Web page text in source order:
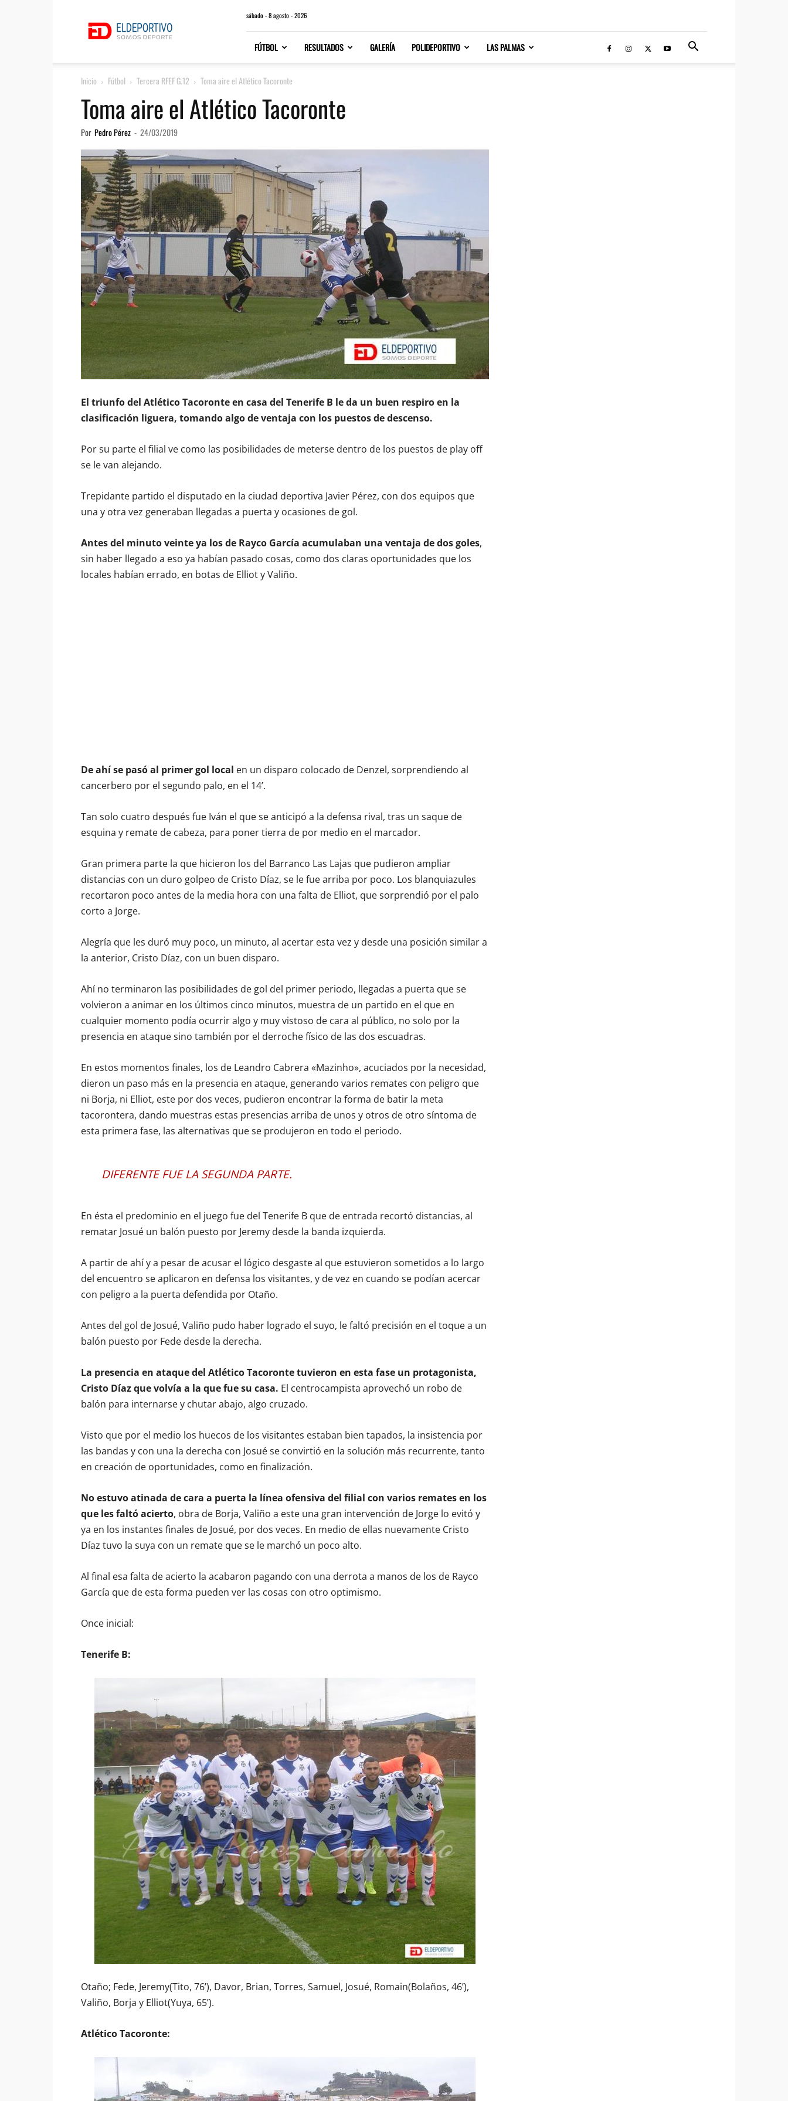
sábado - 8 agosto - 2026
FÚTBOL RESULTADOS GALERÍA POLIDEPORTIVO LAS PALMAS
Inicio Fútbol Tercera RFEF G.12 Toma aire el Atlético Tacoronte
Toma aire el Atlético Tacoronte
Por Pedro Pérez - 24/03/2019
El triunfo del Atlético Tacoronte en casa del Tenerife B le da un buen respiro en la
clasificación liguera, tomando algo de ventaja con los puestos de descenso.
Por su parte el filial ve como las posibilidades de meterse dentro de los puestos de play off
se le van alejando.
Trepidante partido el disputado en la ciudad deportiva Javier Pérez, con dos equipos que
una y otra vez generaban llegadas a puerta y ocasiones de gol.
Antes del minuto veinte ya los de Rayco García acumulaban una ventaja de dos goles,
sin haber llegado a eso ya habían pasado cosas, como dos claras oportunidades que los
locales habían errado, en botas de Elliot y Valiño.
De ahí se pasó al primer gol local en un disparo colocado de Denzel, sorprendiendo al
cancerbero por el segundo palo, en el 14’.
Tan solo cuatro después fue Iván el que se anticipó a la defensa rival, tras un saque de
esquina y remate de cabeza, para poner tierra de por medio en el marcador.
Gran primera parte la que hicieron los del Barranco Las Lajas que pudieron ampliar
distancias con un duro golpeo de Cristo Díaz, se le fue arriba por poco. Los blanquiazules
recortaron poco antes de la media hora con una falta de Elliot, que sorprendió por el palo
corto a Jorge.
Alegría que les duró muy poco, un minuto, al acertar esta vez y desde una posición similar a
la anterior, Cristo Díaz, con un buen disparo.
Ahí no terminaron las posibilidades de gol del primer periodo, llegadas a puerta que se
volvieron a animar en los últimos cinco minutos, muestra de un partido en el que en
cualquier momento podía ocurrir algo y muy vistoso de cara al público, no solo por la
presencia en ataque sino también por el derroche físico de las dos escuadras.
En estos momentos finales, los de Leandro Cabrera «Mazinho», acuciados por la necesidad,
dieron un paso más en la presencia en ataque, generando varios remates con peligro que
ni Borja, ni Elliot, este por dos veces, pudieron encontrar la forma de batir la meta
tacorontera, dando muestras estas presencias arriba de unos y otros de otro síntoma de
esta primera fase, las alternativas que se produjeron en todo el periodo.
DIFERENTE FUE LA SEGUNDA PARTE.
En ésta el predominio en el juego fue del Tenerife B que de entrada recortó distancias, al
rematar Josué un balón puesto por Jeremy desde la banda izquierda.
A partir de ahí y a pesar de acusar el lógico desgaste al que estuvieron sometidos a lo largo
del encuentro se aplicaron en defensa los visitantes, y de vez en cuando se podían acercar
con peligro a la puerta defendida por Otaño.
Antes del gol de Josué, Valiño pudo haber logrado el suyo, le faltó precisión en el toque a un
balón puesto por Fede desde la derecha.
La presencia en ataque del Atlético Tacoronte tuvieron en esta fase un protagonista,
Cristo Díaz que volvía a la que fue su casa. El centrocampista aprovechó un robo de
balón para internarse y chutar abajo, algo cruzado.
Visto que por el medio los huecos de los visitantes estaban bien tapados, la insistencia por
las bandas y con una la derecha con Josué se convirtió en la solución más recurrente, tanto
en creación de oportunidades, como en finalización.
No estuvo atinada de cara a puerta la línea ofensiva del filial con varios remates en los
que les faltó acierto, obra de Borja, Valiño a este una gran intervención de Jorge lo evitó y
ya en los instantes finales de Josué, por dos veces. En medio de ellas nuevamente Cristo
Díaz tuvo la suya con un remate que se le marchó un poco alto.
Al final esa falta de acierto la acabaron pagando con una derrota a manos de los de Rayco
García que de esta forma pueden ver las cosas con otro optimismo.
Once inicial:
Tenerife B:
Otaño; Fede, Jeremy(Tito, 76’), Davor, Brian, Torres, Samuel, Josué, Romain(Bolaños, 46’),
Valiño, Borja y Elliot(Yuya, 65’).
Atlético Tacoronte: